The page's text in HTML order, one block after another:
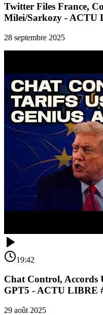
Twitter Files France,
Milei/Sarkozy - ACTU
28 septembre 2025
19:42
Chat Control, Accords
GPT5 - ACTU LIBRE
29 août 2025